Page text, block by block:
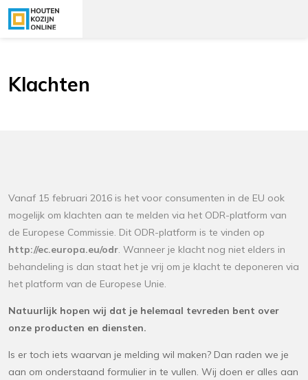
Klachten
Vanaf 15 februari 2016 is het voor consumenten in de EU ook
mogelijk om klachten aan te melden via het ODR-platform van
de Europese Commissie. Dit ODR-platform is te vinden op
http://ec.europa.eu/odr. Wanneer je klacht nog niet elders in
behandeling is dan staat het je vrij om je klacht te deponeren via
het platform van de Europese Unie.
Natuurlijk hopen wij dat je helemaal tevreden bent over
onze producten en diensten.
Is er toch iets waarvan je melding wil maken? Dan raden we je
aan om onderstaand formulier in te vullen. Wij doen er alles aan